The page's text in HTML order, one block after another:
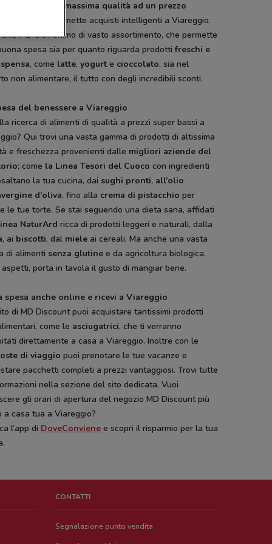
prodotti di massima qualità ad un prezzo
, che permette acquisti intelligenti a Viareggio.
MD è sinonimo di vasto assortimento, che permette
spesa sia per quanto riguarda prodottifreschi e
, come latte,yogurt e cioccolato, sia nel
non alimentare, il tutto con degli incredibili sconti.
del benessere a Viareggio
ricerca di alimenti di qualità a prezzi super bassi a
Qui trovi una vasta gamma di prodotti di altissima
e freschezza provenienti dalle migliori aziende del
; come la Linea Tesori del Cuoco con ingredienti
la tua cucina, dai sughi pronti, all’olio
d’oliva, fino alla crema di pistacchio per
le tue torte. Se stai seguendo una dieta sana, affidati
NaturArd ricca di prodotti leggeri e naturali, dalla
, ai biscotti, dal miele ai cereali. Ma anche una vasta
di alimenti senza glutine e da agricoltura biologica.
aspetti, porta in tavola il gusto di mangiar bene.
spesa anche online e ricevi a Viareggio
di MD Discount puoi acquistare tantissimi prodotti
come le asciugatrici, che ti verranno
direttamente a casa a Viareggio. Inoltre con le
di viaggio puoi prenotare le tue vacanze e
pacchetti completi a prezzi vantaggiosi. Trovi tutte
nella sezione del sito dedicata. Vuoi
gli orari di apertura del negozio MD Discount più
a casa tua a Viareggio?
l’app di DoveConviene e scopri il risparmio per la tua
CONTATTI
Segnalazione punto vendita